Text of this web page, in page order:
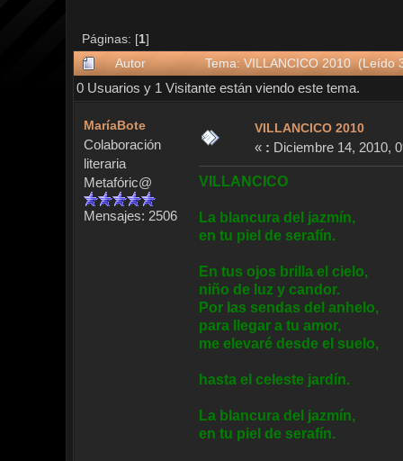
Páginas: [1]
Autor
Tema: VILLANCICO 2010 (Leído
0 Usuarios y 1 Visitante están viendo este tema.
MaríaBote
Colaboración
literaria
Metafóric@
Mensajes: 2506
VILLANCICO 2010
« : Diciembre 14, 2010,
VILLANCICO
La blancura del jazmín,
en tu piel de serafín.
En tus ojos brilla el cielo,
niño de luz y candor.
Por las sendas del anhelo,
para llegar a tu amor,
me elevaré desde el suelo,
hasta el celeste jardín.
La blancura del jazmín,
en tu piel de serafín.